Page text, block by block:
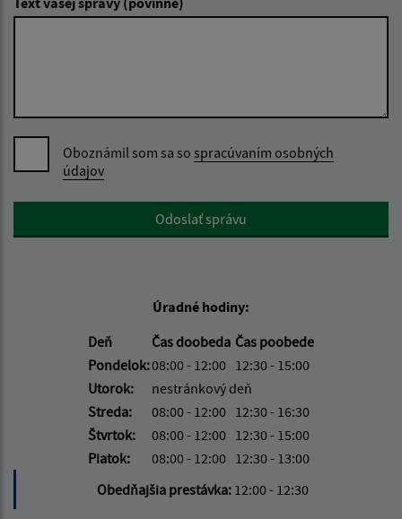
Oboznámil som sa so spracúvaním osobných
údajov
Google reCaptcha ResponseOdoslať správu
Úradné hodiny:
Deň
Čas doobeda Čas poobede
Pondelok:08:00 - 12:00 12:30 - 15:00
Utorok:
nestránkový deň
Streda:
08:00 - 12:00 12:30 - 16:30
Štvrtok:
08:00 - 12:00 12:30 - 15:00
Piatok:
08:00 - 12:00 12:30 - 13:00
Obedňajšia prestávka: 12:00 - 12:30